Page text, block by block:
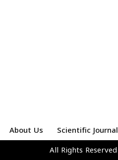
About Us Scientific Journal
All Rights Reserved